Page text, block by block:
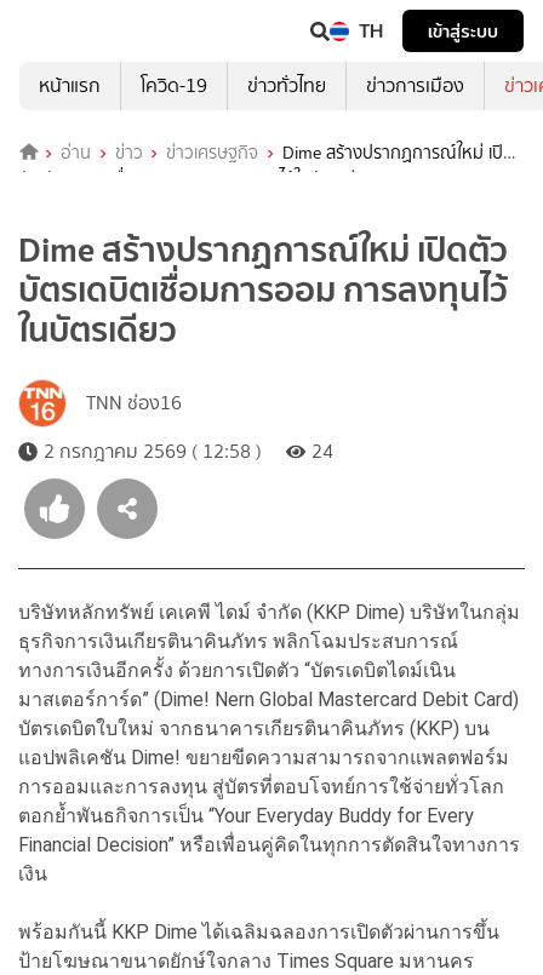
TH
เข้าสู่ระบบ
หน้าแรก
โควิด-19 ข่าวทั่วไทย ข่าวการเมือง ข่าว
อ่าน ข่าว ข่าวเศรษฐกิจ
Dime สร้างปรากฏการณ์ใหม่ เปิด
ตัว บัตรเดบิตเชื่อมการออม การลงทุนไว้ในบัตรเดียว
Dime สร้างปรากฏการณ์ใหม่ เปิดตัว
บัตรเดบิตเชื่อมการออม การลงทุนไว้
ในบัตรเดียว
TNN ช่อง16
2 กรกฎาคม 2569 ( 12:58 )
24
บริษัทหลักทรัพย์ เคเคพี ไดม์ จำกัด (KKP Dime) บริษัทในกลุ่ม
ธุรกิจการเงินเกียรตินาคินภัทร พลิกโฉมประสบการณ์
ทางการเงินอีกครั้ง ด้วยการเปิดตัว “บัตรเดบิตไดม์เนิน
มาสเตอร์การ์ด” (Dime! Nern Global Mastercard Debit Card)
บัตรเดบิตใบใหม่ จากธนาคารเกียรตินาคินภัทร (KKP) บน
แอปพลิเคชัน Dime! ขยายขีดความสามารถจากแพลตฟอร์ม
การออมและการลงทุน สู่บัตรที่ตอบโจทย์การใช้จ่ายทั่วโลก
ตอกย้ำพันธกิจการเป็น “Your Everyday Buddy for Every
Financial Decision” หรือเพื่อนคู่คิดในทุกการตัดสินใจทางการ
เงิน
พร้อมกันนี้ KKP Dime ได้เฉลิมฉลองการเปิดตัวผ่านการขึ้น
ป้ายโฆษณาขนาดยักษ์ใจกลาง Times Square มหานคร